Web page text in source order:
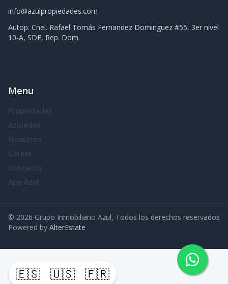
🇪🇸 🇺🇸 🇫🇷
info@azulpropiedades.com
Autop. Cnel. Rafael Tomás Fernandez Dominguez #55, 3er nivel
10-A, SDE, Rep. Dom.
Menu
Propiedades
Azulados
Nosotros
Career
Contacto
App Azul
© 2026 Grupo Inmobiliario Azul, Todos los derechos reservados
Powered by AlterEstate